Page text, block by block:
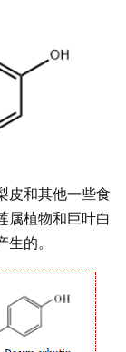
皮和其他一些食
属植物和巨叶白
的。